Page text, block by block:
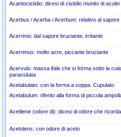
Acantocistidio: dicesi di cistidio munito di aculei
Acerbus / Acerba / Acerbum: relativo al sapore
Acerrimo: dal sapore bruciante, irritante
Acerrimus: molto acre, piccante bruciante
Acervulo: massa ifale che si forma sotto la
parassitata
Acetabulato: con la forma a coppa. Cupulato
Acetabulum: riferito alla forma di piccola
Acetilene (odore di): dicesi di odore che
Acetolens: con odore di aceto